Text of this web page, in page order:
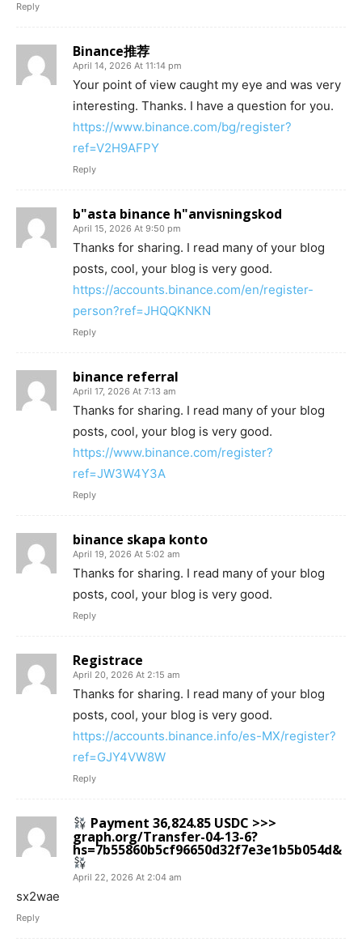
Reply
Binance推荐
April 14, 2026 At 11:14 pm
Your point of view caught my eye and was very
interesting. Thanks. I have a question for you.
https://www.binance.com/bg/register?
ref=V2H9AFPY
Reply
b"asta binance h"anvisningskod
April 15, 2026 At 9:50 pm
Thanks for sharing. I read many of your blog
posts, cool, your blog is very good.
https://accounts.binance.com/en/register-
person?ref=JHQQKNKN
Reply
binance referral
April 17, 2026 At 7:13 am
Thanks for sharing. I read many of your blog
posts, cool, your blog is very good.
https://www.binance.com/register?
ref=JW3W4Y3A
Reply
binance skapa konto
April 19, 2026 At 5:02 am
Thanks for sharing. I read many of your blog
posts, cool, your blog is very good.
Reply
Registrace
April 20, 2026 At 2:15 am
Thanks for sharing. I read many of your blog
posts, cool, your blog is very good.
https://accounts.binance.info/es-MX/register?
ref=GJY4VW8W
Reply
Payment 36,824.85 USDC >>>
graph.org/Transfer-04-13-6?
hs=7b55860b5cf96650d32f7e3e1b5b054d&
April 22, 2026 At 2:04 am
sx2wae
Reply